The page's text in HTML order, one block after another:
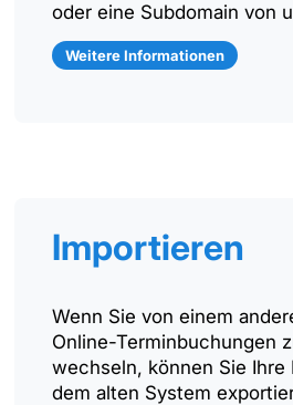
oder eine Subdomain von
Weitere Informationen
Importieren
Wenn Sie von einem
Online-Terminbuchungen
wechseln, können Sie Ihre
dem alten System